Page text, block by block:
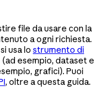
file da usare con la
a ogni richiesta.
usa lo strumento di
esempio, dataset e
grafici). Puoi
, oltre a questa guida.